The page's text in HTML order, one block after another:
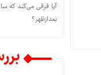
آیا فرقی می‌کند که
بعدازظهر؟